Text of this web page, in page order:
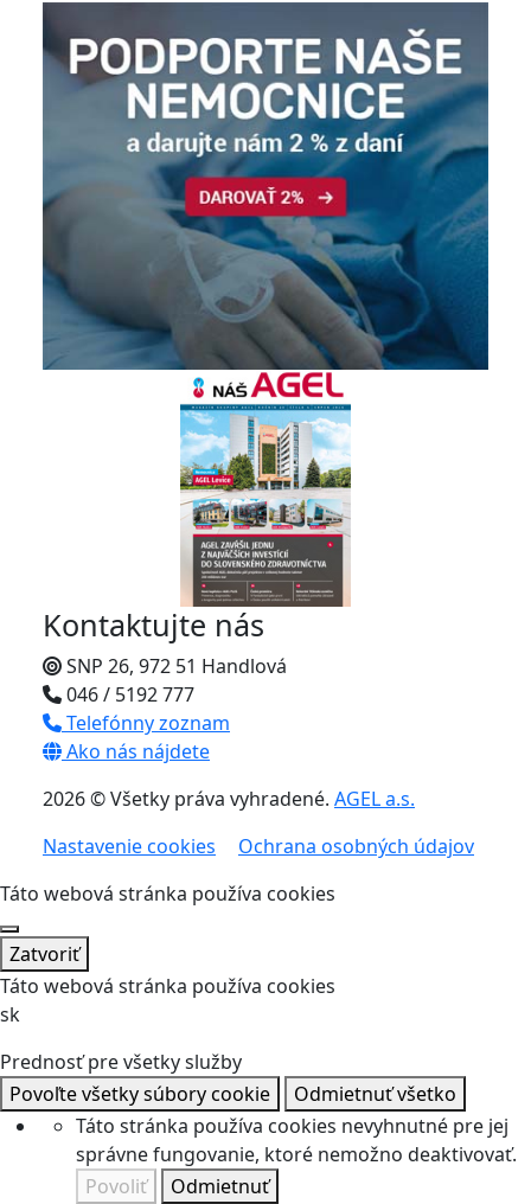
Kontaktujte nás
SNP 26, 972 51 Handlová
046 / 5192 777
Telefónny zoznam
Ako nás nájdete
2026 © Všetky práva vyhradené. AGEL a.s.
Nastavenie cookies
Ochrana osobných údajov
Táto webová stránka používa cookies
Zatvoriť
Táto webová stránka používa cookies
sk
Prednosť pre všetky služby
Povoľte všetky súbory cookie
Odmietnuť všetko
Táto stránka používa cookies nevyhnutné pre jej
správne fungovanie, ktoré nemožno deaktivovať.
Povoliť
Odmietnuť